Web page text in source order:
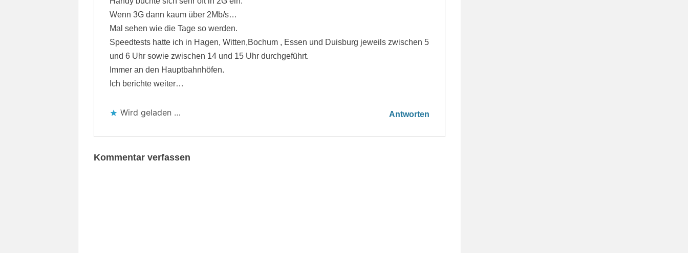
Wenn 3G dann kaum über 2Mb/s…
Mal sehen wie die Tage so werden.
Speedtests hatte ich in Hagen, Witten,Bochum , Essen und Duisburg jeweils zwischen 5
und 6 Uhr sowie zwischen 14 und 15 Uhr durchgeführt.
Immer an den Hauptbahnhöfen.
Ich berichte weiter…
Wird geladen … Antworten
Kommentar verfassen